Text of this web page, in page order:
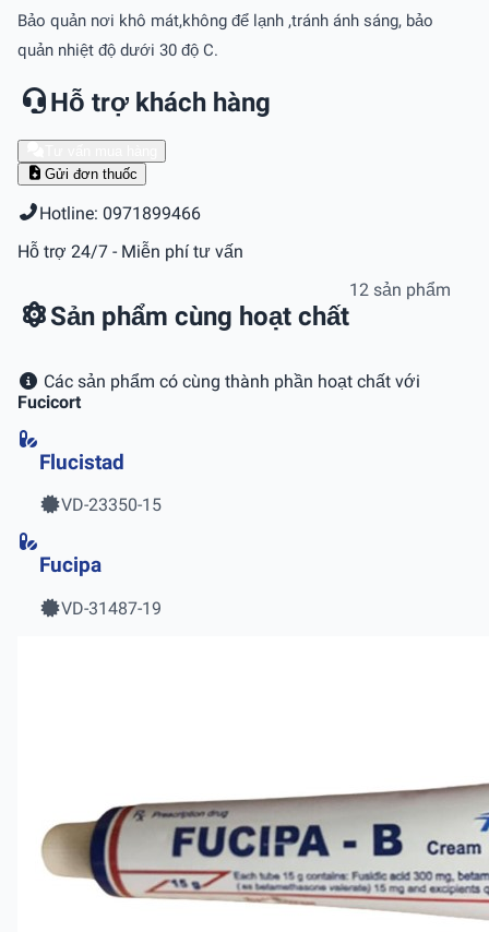
Bảo quản nơi khô mát,không để lạnh ,tránh ánh sáng, bảo
quản nhiệt độ dưới 30 độ C.
Hỗ trợ khách hàng
Gửi đơn thuốc
Hotline: 0971899466
Hỗ trợ 24/7 - Miễn phí tư vấn
Sản phẩm cùng hoạt chất
12 sản phẩm
Các sản phẩm có cùng thành phần hoạt chất với
Fucicort
Flucistad
VD-23350-15
Fucipa
VD-31487-19